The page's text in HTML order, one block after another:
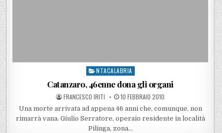
Posted in
NTACALABRIA
Catanzaro, 46enne dona gli organi
POSTED BY
FRANCESCO IRITI POSTED ON
10 FEBBRAIO 2010
Una morte arrivata ad appena 46 anni che, comunque, non
rimarrà vana. Giulio Serratore, operaio residente in località
Pilinga, zona…